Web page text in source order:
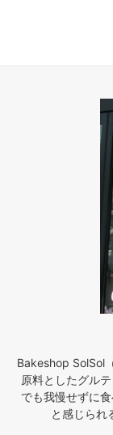
Bakeshop SolSol
原料としたグル
でも我慢せずに
と感じられ